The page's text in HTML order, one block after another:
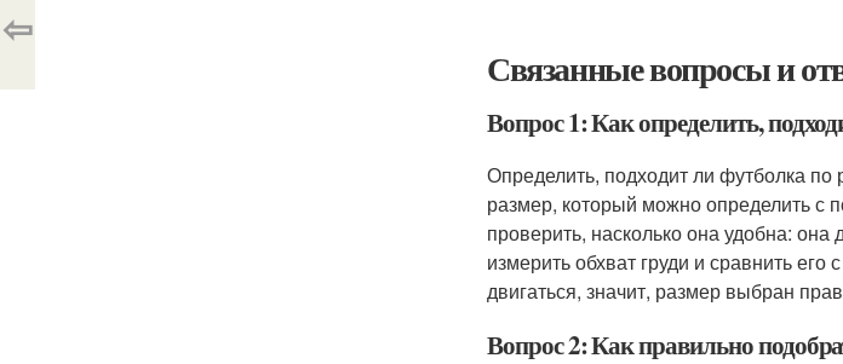
Связанные вопросы и
Вопрос 1: Как определить,
Определить, подходит ли футболка
размер, который можно определить с
проверить, насколько она удобна:
измерить обхват груди и сравнить
двигаться, значит, размер выбран
Вопрос 2: Как правильно
⇦